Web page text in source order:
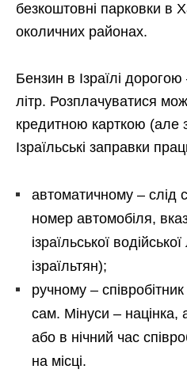
безкоштовні парковки в
околичних районах.
Бензин в Ізраїлі
літр. Розплачуватися
кредитною карткою (але
Ізраїльські заправки
автоматичному – слід
номер автомобіля,
ізраїльської
ізраїльтян);
ручному –
сам. Мінуси – націнка,
або в нічний час
на місці.